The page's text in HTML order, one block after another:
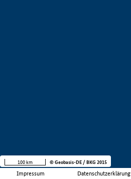
Impressum Datenschutzerklärung
100 km © Geobasis-DE / BKG 2015